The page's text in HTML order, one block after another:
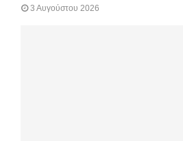
3 Αυγούστου 2026